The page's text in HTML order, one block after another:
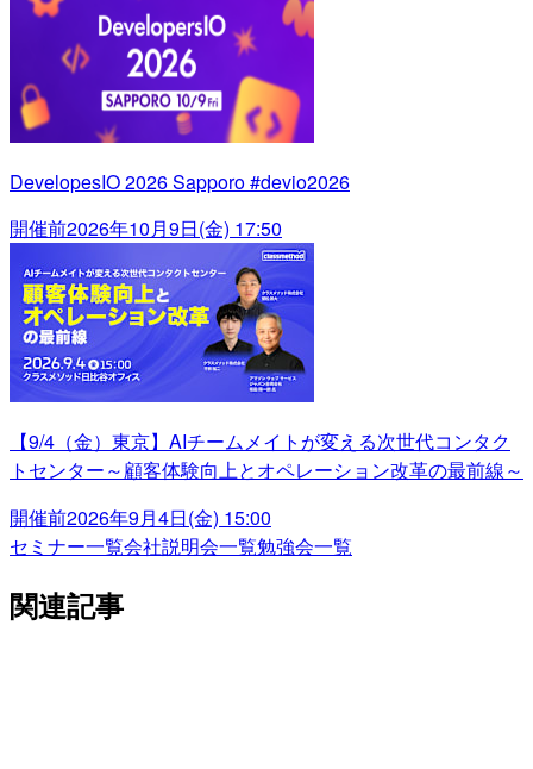
DevelopesIO 2026 Sapporo #devio2026
開催前2026年10月9日(金) 17:50
【9/4（金）東京】AIチームメイトが変える次世代コンタク
トセンター～顧客体験向上とオペレーション改革の最前線～
開催前2026年9月4日(金) 15:00
セミナー一覧会社説明会一覧勉強会一覧
関連記事